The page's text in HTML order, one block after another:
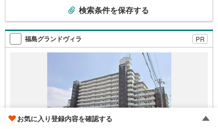
検
索
条
受
け
検索条件を保存する
福島グランドヴィラ PR
お気に入り登録内容を確認する